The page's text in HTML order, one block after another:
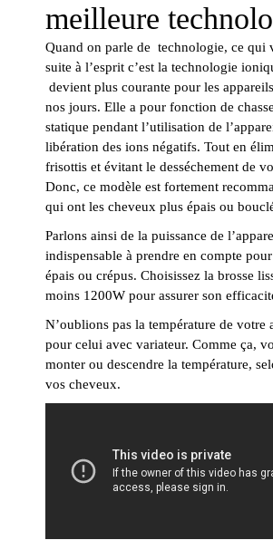
meilleure
Quand on parle de technologie, ce qui
suite à l’esprit c’est la technologie
devient plus courante pour les
nos jours. Elle a pour fonction de
statique pendant l’utilisation de
libération des ions négatifs. Tout en
frisottis et évitant le desséchement de
Donc, ce modèle est fortement
qui ont les cheveux plus épais ou
Parlons ainsi de la puissance de
indispensable à prendre en compte
épais ou crépus. Choisissez la brosse
moins 1200W pour assurer son
N’oublions pas la température de votre
pour celui avec variateur. Comme ça,
monter ou descendre la température,
vos cheveux.